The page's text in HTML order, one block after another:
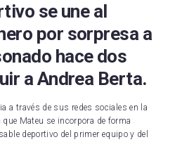
se une al
por sorpresa a
hace dos
a Andrea Berta.
a través de sus redes sociales en la
Mateu se incorpora de forma
deportivo del primer equipo y del